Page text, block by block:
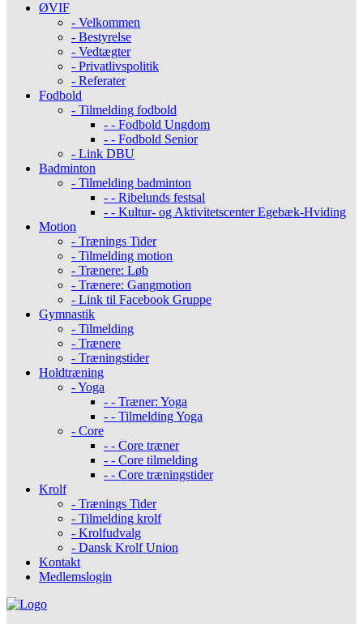
ØVIF
- Velkommen
- Bestyrelse
- Vedtægter
- Privatlivspolitik
- Referater
Fodbold
- Tilmelding fodbold
- - Fodbold Ungdom
- - Fodbold Senior
- Link DBU
Badminton
- Tilmelding badminton
- - Ribelunds festsal
- - Kultur- og Aktivitetscenter Egebæk-Hviding
Motion
- Trænings Tider
- Tilmelding motion
- Trænere: Løb
- Trænere: Gangmotion
- Link til Facebook Gruppe
Gymnastik
- Tilmelding
- Trænere
- Træningstider
Holdtræning
- Yoga
- - Træner: Yoga
- - Tilmelding Yoga
- Core
- - Core træner
- - Core tilmelding
- - Core træningstider
Krolf
- Trænings Tider
- Tilmelding krolf
- Krolfudvalg
- Dansk Krolf Union
Kontakt
Medlemslogin